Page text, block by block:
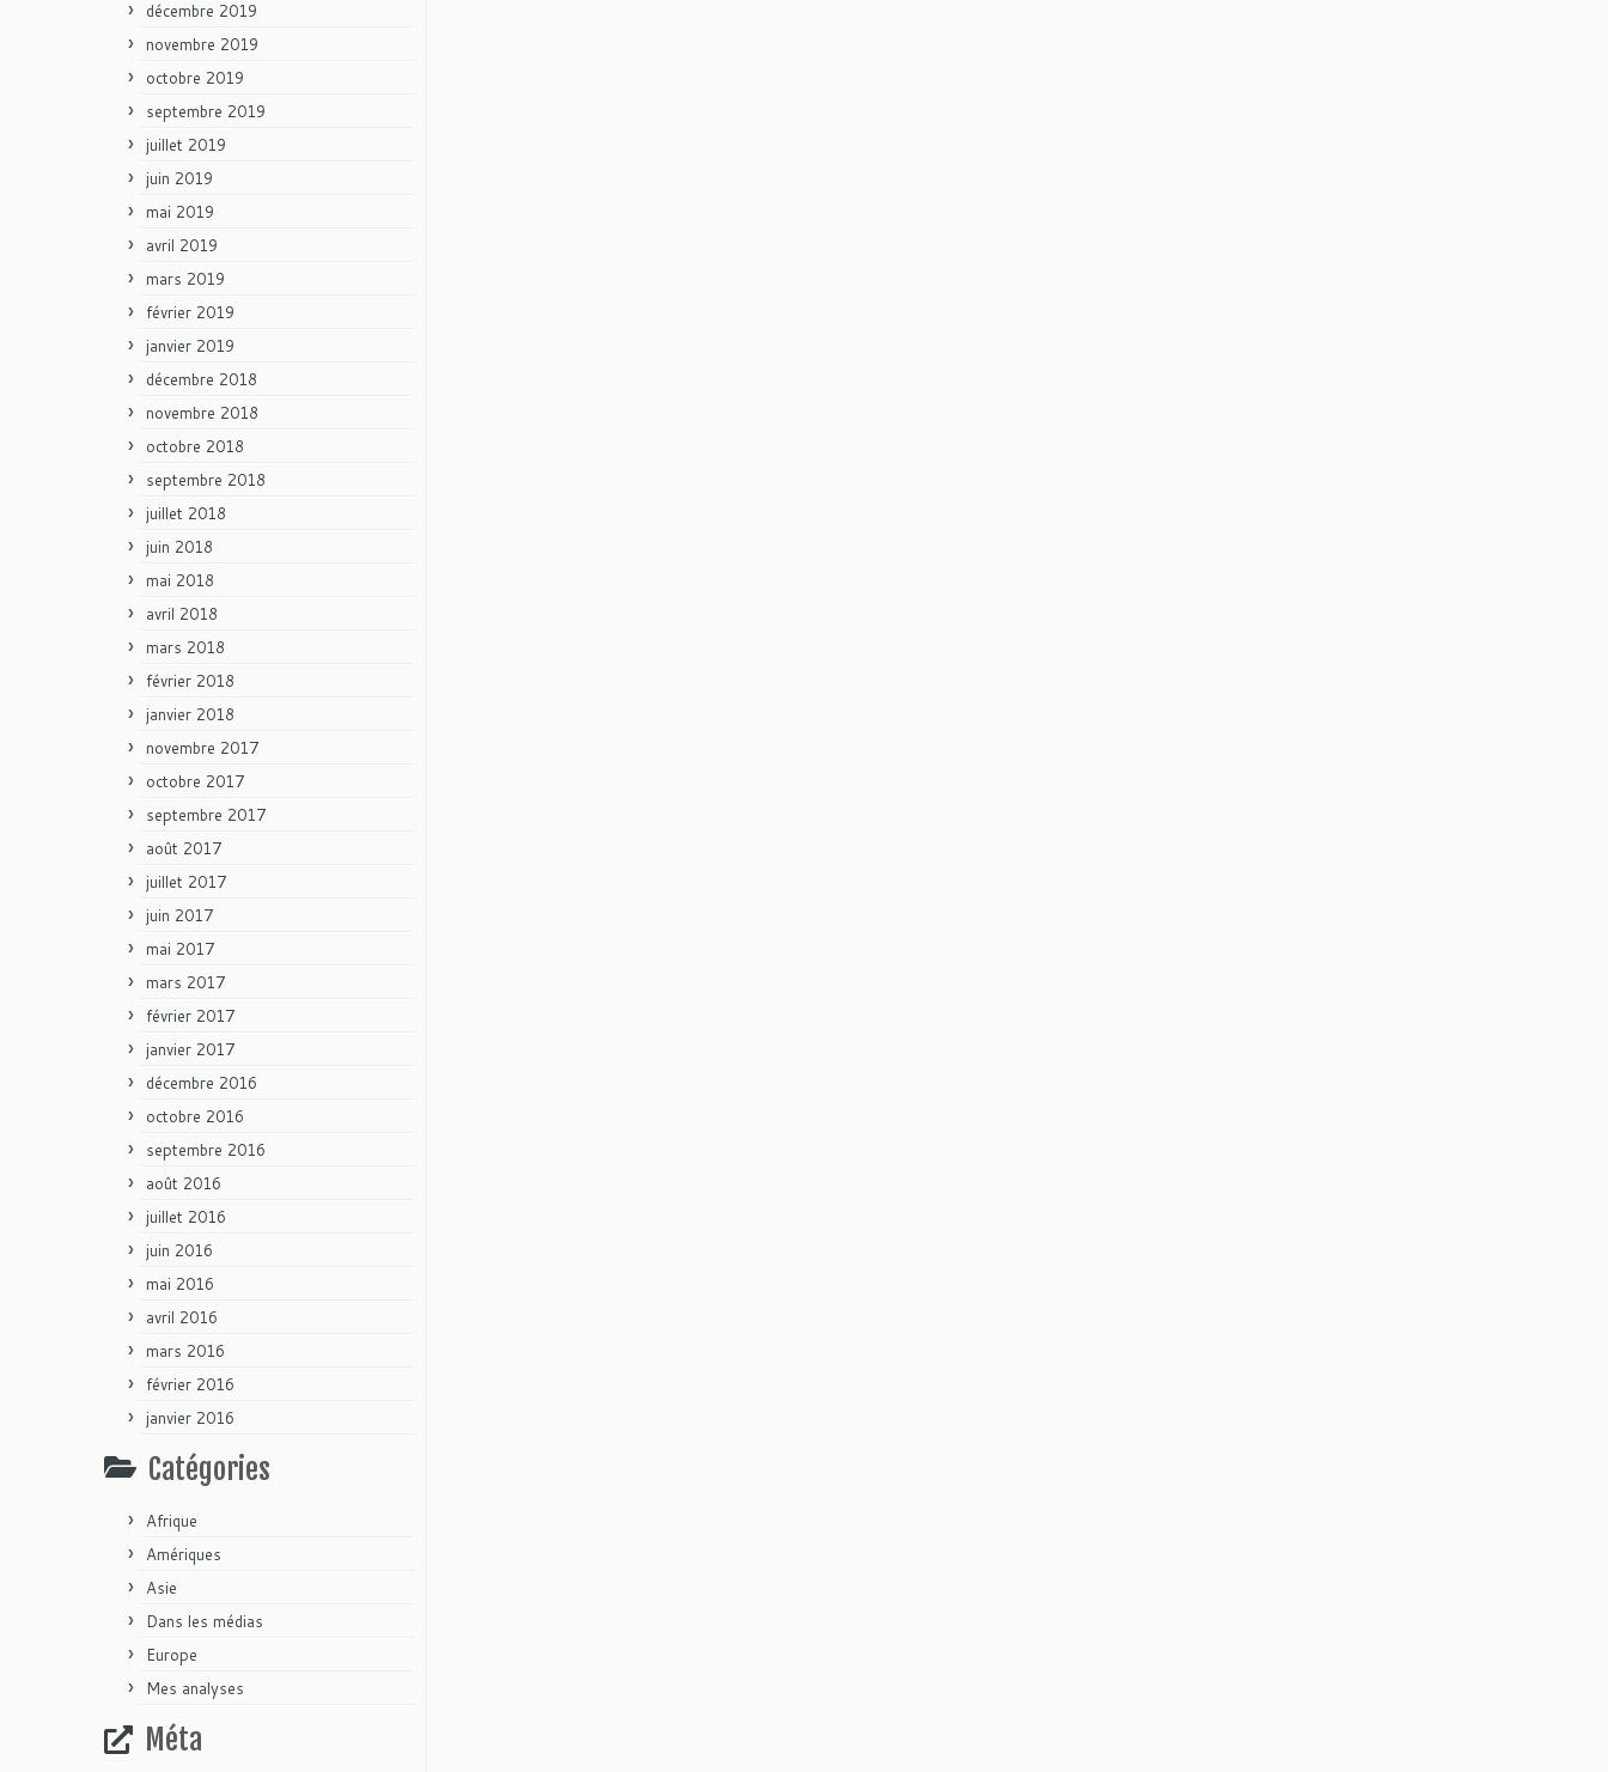
décembre 2019
novembre 2019
octobre 2019
septembre 2019
juillet 2019
juin 2019
mai 2019
avril 2019
mars 2019
février 2019
janvier 2019
décembre 2018
novembre 2018
octobre 2018
septembre 2018
juillet 2018
juin 2018
mai 2018
avril 2018
mars 2018
février 2018
janvier 2018
novembre 2017
octobre 2017
septembre 2017
août 2017
juillet 2017
juin 2017
mai 2017
mars 2017
février 2017
janvier 2017
décembre 2016
octobre 2016
septembre 2016
août 2016
juillet 2016
juin 2016
mai 2016
avril 2016
mars 2016
février 2016
janvier 2016
Catégories
Afrique
Amériques
Asie
Dans les médias
Europe
Mes analyses
Méta